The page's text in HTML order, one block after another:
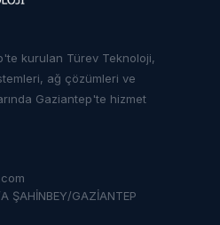
kurulan Türev Teknoloji,
ağ çözümleri ve
Gaziantep'te hizmet
ŞAHİNBEY/GAZİANTEP